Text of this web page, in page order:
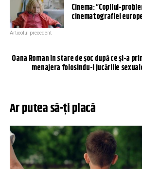
Cinema: ”Copilul-
cinematografiei
Articolul precedent
Oana Roman în stare de șoc după ce și-a
menajera folosindu-i jucăriile
Ar putea să-ți placă